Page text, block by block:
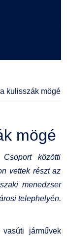
kulisszák mögé
mögé
közötti
vettek részt az
menedzser
telephelyén.
járművek